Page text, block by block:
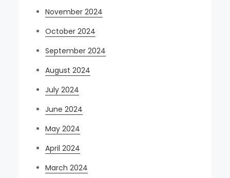
November 2024
October 2024
September 2024
August 2024
July 2024
June 2024
May 2024
April 2024
March 2024